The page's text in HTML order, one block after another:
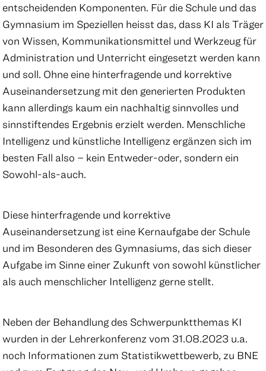
entscheidenden Komponenten. Für die Schule und das
Gymnasium im Speziellen heisst das, dass KI als Träger
von Wissen, Kommunikationsmittel und Werkzeug für
Administration und Unterricht eingesetzt werden kann
und soll. Ohne eine hinterfragende und korrektive
Auseinandersetzung mit den generierten Produkten
kann allerdings kaum ein nachhaltig sinnvolles und
sinnstiftendes Ergebnis erzielt werden. Menschliche
Intelligenz und künstliche Intelligenz ergänzen sich im
besten Fall also – kein Entweder-oder, sondern ein
Sowohl-als-auch.
Diese hinterfragende und korrektive
Auseinandersetzung ist eine Kernaufgabe der Schule
und im Besonderen des Gymnasiums, das sich dieser
Aufgabe im Sinne einer Zukunft von sowohl künstlicher
als auch menschlicher Intelligenz gerne stellt.
Neben der Behandlung des Schwerpunktthemas KI
wurden in der Lehrerkonferenz vom 31.08.2023 u.a.
noch Informationen zum Statistikwettbewerb, zu BNE